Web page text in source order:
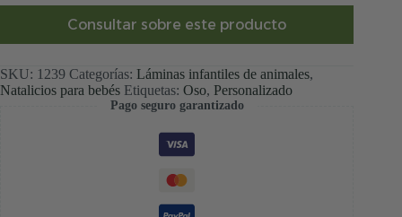
cantidad
Consultar sobre este producto
SKU: 1239 Categorías: Láminas infantiles de animales,
Natalicios para bebés Etiquetas: Oso, Personalizado
Pago seguro garantizado